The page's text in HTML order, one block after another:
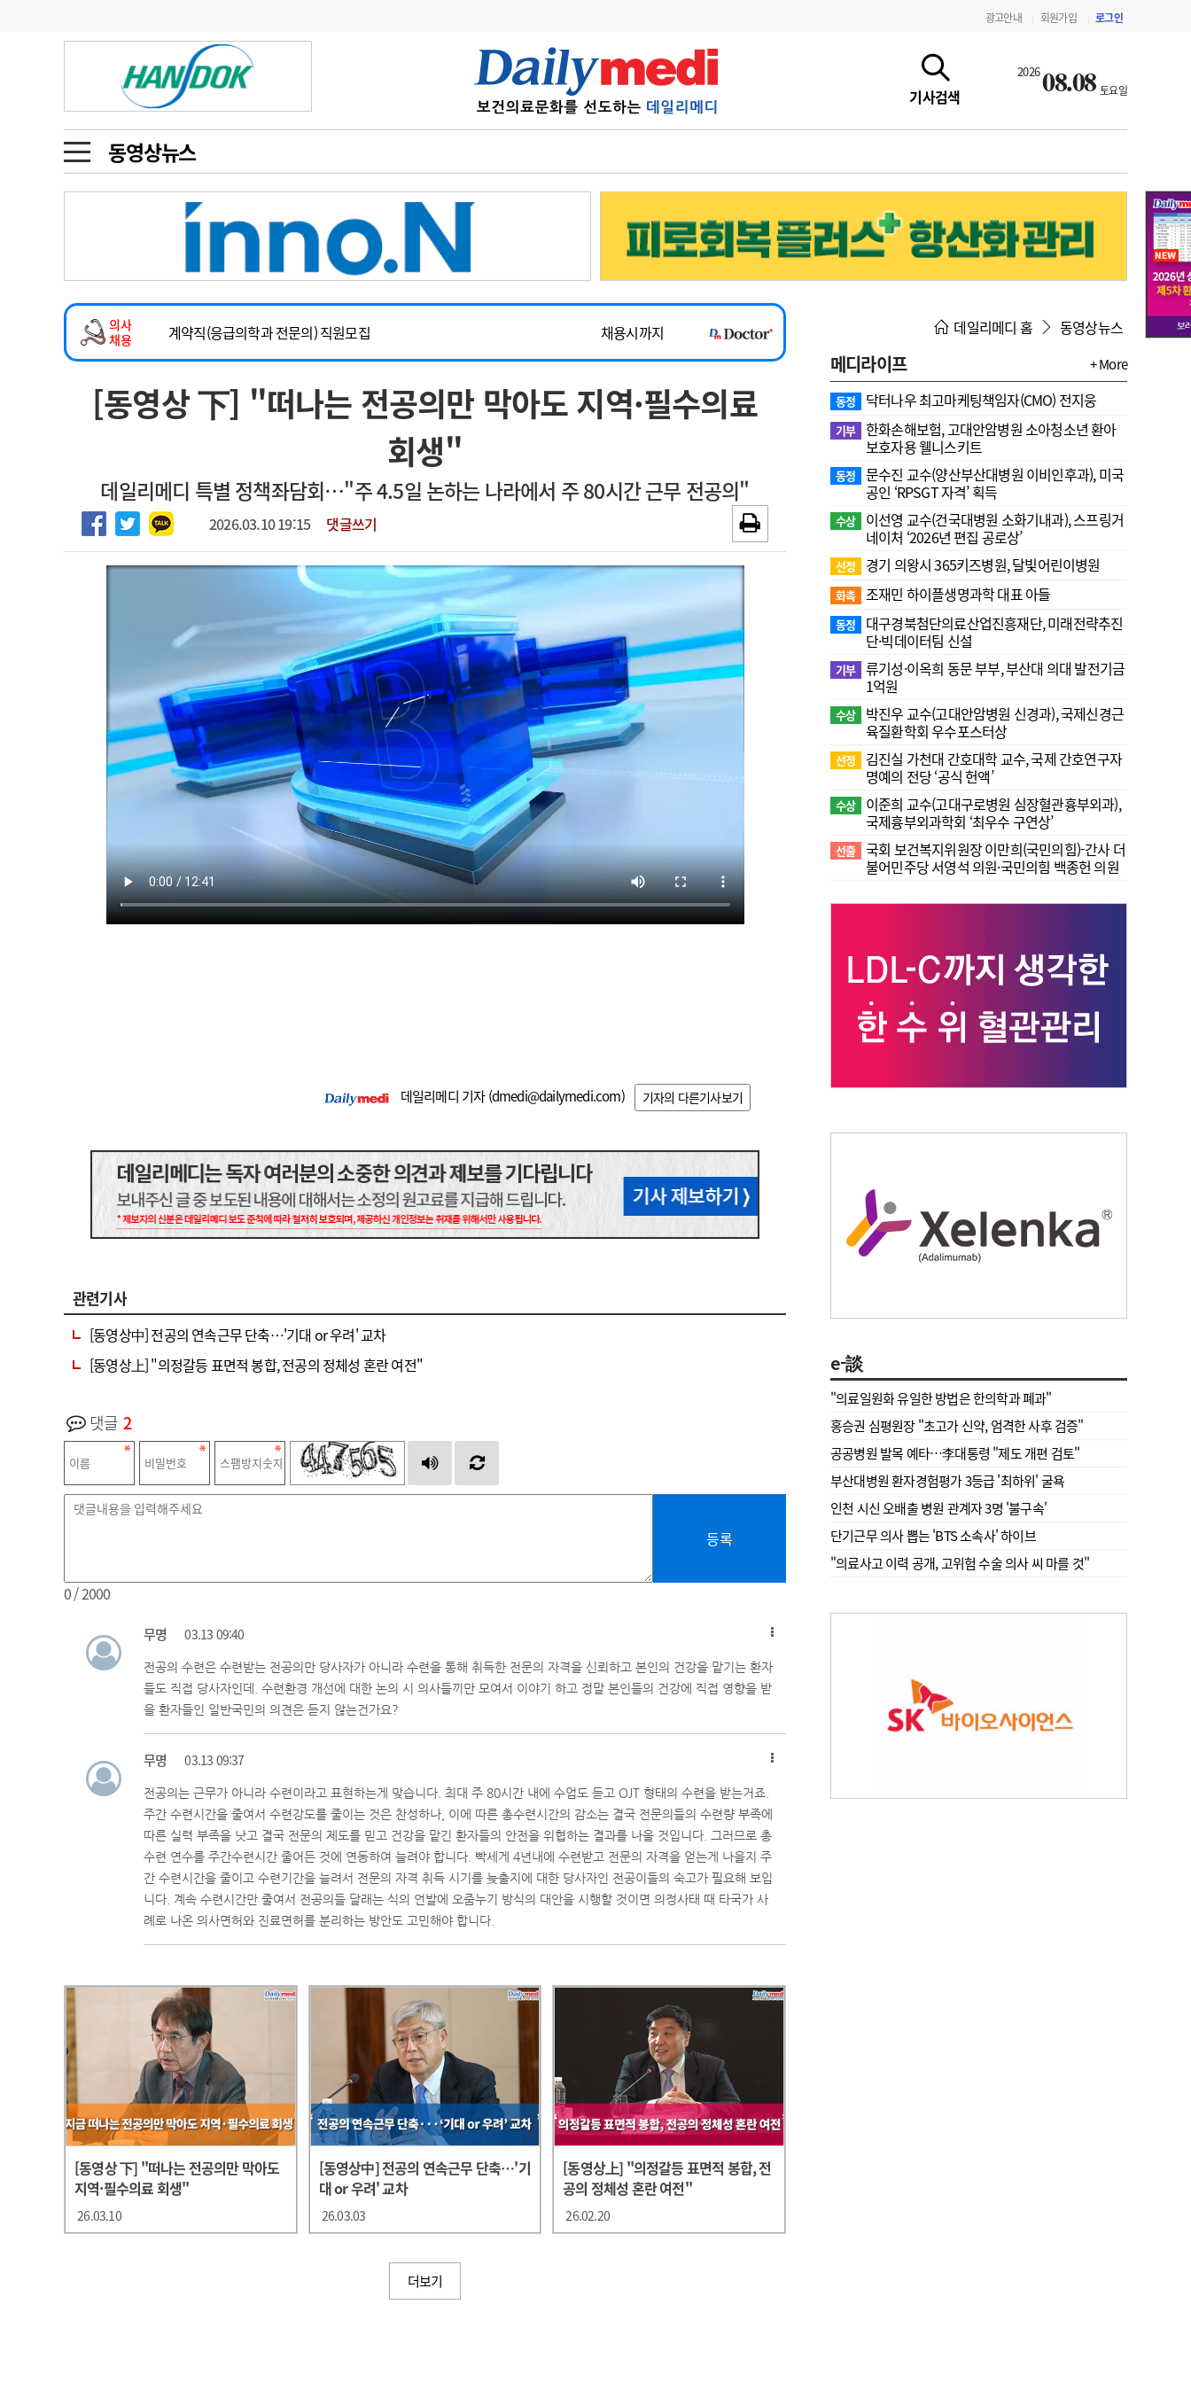
광고안내 회원가입 로그인
기사검색
202608.08 토요일
동영상뉴스
금주의 검색어
1
의사인력 수급 추계
3
AI의료
4
전공의 모집 결과
6
관리급여 실시
수련환경 개선
의과대학 입시
인사 사고
오피니언 수첩
인물
동영상뉴스
포토뉴스
메디 Hospital 지역병원 중소병원
인포메이션 행정처분 판례 정책/통계 공시 약제급여 심사 결과
고객센터 회사소개 법적고지 광고안내
의사
채용
2026년 하반기 인턴 모집
~2026-08-31
마취통증의학과 임기제 임상의사 채용
채용시까지
계약직(응급의학과 전문의) 직원모집
채용시까지
하반기 전공의(레지던트1년차) 모집
~2026-08-15
2026년 하반기 인턴 모집
~2026-08-31
[동영상 下] "떠나는 전공의만 막아도 지역·필수의료
회생"
데일리메디 특별 정책좌담회…"주 4.5일 논하는 나라에서 주 80시간 근무 전공의"
2026.03.10 19:15 댓글쓰기
데일리메디 기자 (dmedi@dailymedi.com) 기자의 다른기사보기
관련기사
[동영상中] 전공의 연속근무 단축…'기대 or 우려' 교차
[동영상上] "의정갈등 표면적 봉합, 전공의 정체성 혼란 여전"
댓글 2
등록
0/ 2000
무명 03.13 09:40
전공의 수련은 수련받는 전공의만 당사자가 아니라 수련을 통해 취득한 전문의 자격을 신뢰하고 본인의 건강을 맡기는 환자
들도 직접 당사자인데. 수련환경 개선에 대한 논의 시 의사들끼만 모여서 이야기 하고 정말 본인들의 건강에 직접 영향을 받
을 환자들인 일반국민의 의견은 듣지 않는건가요?
무명 03.13 09:37
전공의는 근무가 아니라 수련이라고 표현하는게 맞습니다. 최대 주 80시간 내에 수업도 듣고 OJT 형태의 수련을 받는거죠.
주간 수련시간을 줄여서 수련강도를 줄이는 것은 찬성하나, 이에 따른 총수련시간의 감소는 결국 전문의들의 수련량 부족에
따른 실력 부족을 낫고 결국 전문의 제도를 믿고 건강을 맡긴 환자들의 안전을 위협하는 결과를 나을 것입니다. 그러므로 총
수련 연수를 주간수련시간 줄어든 것에 연동하여 늘려야 합니다. 빡세게 4년내에 수련받고 전문의 자격을 얻는게 나을지 주
간 수련시간을 줄이고 수련기간을 늘려서 전문의 자격 취득 시기를 늦출지에 대한 당사자인 전공이들의 숙고가 필요해 보입
니다. 계속 수련시간만 줄여서 전공의들 달래는 식의 언발에 오줌누기 방식의 대안을 시행할 것이면 의정사태 때 타국가 사
례로 나온 의사면허와 진료면허를 분리하는 방안도 고민해야 합니다.
[동영상 下] "떠나는 전공의만 막아도
지역·필수의료 회생"
26.03.10
[동영상中] 전공의 연속근무 단축…'기
대 or 우려' 교차
26.03.03
[동영상上] "의정갈등 표면적 봉합, 전
공의 정체성 혼란 여전"
26.02.20
더보기
데일리메디 홈 동영상뉴스
메디라이프 + More
동정 닥터나우 최고마케팅책임자(CMO) 전지웅
기부 한화손해보험, 고대안암병원 소아청소년 환아
보호자용 웰니스키트
동정
문수진 교수( 양산부산대병원 이비인후과), 미국
공인 ‘RPSGT 자격’ 획득
수상
이선영 교수(건국대병원 소화기내과), 스프링거
네이처 ‘2026년 편집 공로상’
선정 경기 의왕시 365키즈병원, 달빛어린이병원
화촉 조재민 하이플생명과학 대표 아들
동정
대구경북첨단의료산업진흥재단, 미래전략추진
단·빅데이터팀 신설
기부 류기성·이옥희 동문 부부, 부산대 의대 발전기금
1억원
수상
박진우 교수(고대안암병원 신경과), 국제신경근
육질환학회 우수포스터상
선정
김진실 가천대 간호대학 교수, 국제 간호연구자
명예의 전당 ‘공식 헌액’
수상
이준희 교수(고대구로병원 심장혈관흉부외과),
국제흉부외과학회 ‘최우수 구연상’
선출 국회 보건복지위원장 이만희(국민의힘)-간사 더
불어민주당 서영석 의원·국민의힘 백종헌 의원
e-談
"의료일원화 유일한 방법은 한의학과 폐과"
홍승권 심평원장 " 초고가 신약, 엄격한 사후 검증"
공공병원 발목 예타…李대통령 "제도 개편 검토"
부산대병원 환자경험평가 3등급 '최하위' 굴욕
인천 시신 오배출 병원 관계자 3명 '불구속'
단기근무 의사 뽑는 'BTS 소속사' 하이브
"의료사고 이력 공개, 고위험 수술 의사 씨 마를 것"